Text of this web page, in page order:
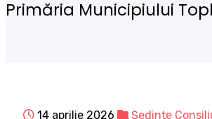
Primăria Municipiului
14 aprilie 2026 Ședințe